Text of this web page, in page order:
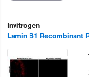
Invitrogen
Lamin B1 Recombinant